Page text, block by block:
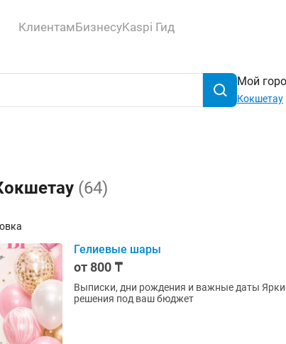
КлиентамБизнесуKaspi Гид
Мой
Кокшетау
(64)
Гелиевые шары
от 800 ₸
Выписки, дни рождения и важные даты Яркие
решения под ваш бюджет